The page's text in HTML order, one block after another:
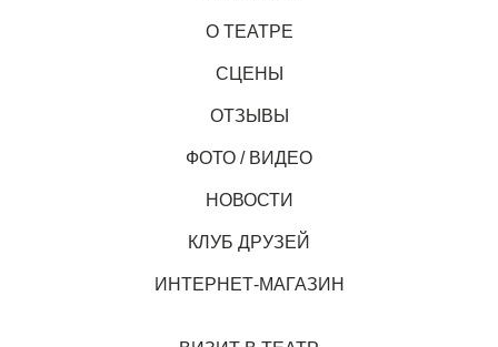
О ТЕАТРЕ
СЦЕНЫ
ОТЗЫВЫ
ФОТО / ВИДЕО
НОВОСТИ
КЛУБ ДРУЗЕЙ
ИНТЕРНЕТ-МАГАЗИН